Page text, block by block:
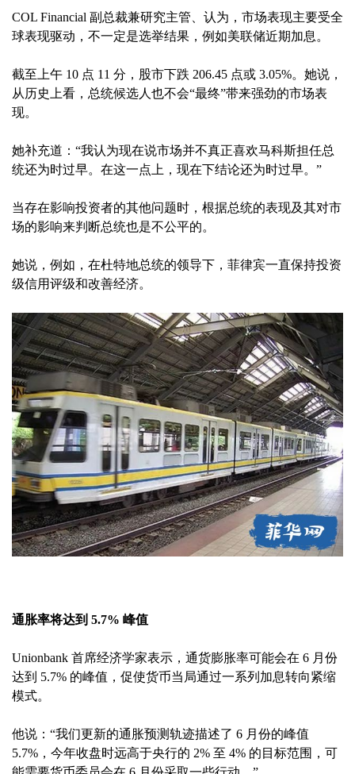
COL Financial 副总裁兼研究主管、认为，市场表现主要受全
球表现驱动，不一定是选举结果，例如美联储近期加息。
截至上午 10 点 11 分，股市下跌 206.45 点或 3.05%。她说，
从历史上看，总统候选人也不会“最终”带来强劲的市场表
现。
她补充道：“我认为现在说市场并不真正喜欢马科斯担任总
统还为时过早。在这一点上，现在下结论还为时过早。”
当存在影响投资者的其他问题时，根据总统的表现及其对市
场的影响来判断总统也是不公平的。
她说，例如，在杜特地总统的领导下，菲律宾一直保持投资
级信用评级和改善经济。
通胀率将达到 5.7% 峰值
Unionbank 首席经济学家表示，通货膨胀率可能会在 6 月份
达到 5.7% 的峰值，促使货币当局通过一系列加息转向紧缩
模式。
他说：“我们更新的通胀预测轨迹描述了 6 月份的峰值
5.7%，今年收盘时远高于央行的 2% 至 4% 的目标范围，可